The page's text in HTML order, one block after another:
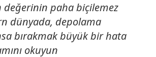
değerinin paha biçilemez
dünyada, depolama
bırakmak büyük bir hata
okuyun